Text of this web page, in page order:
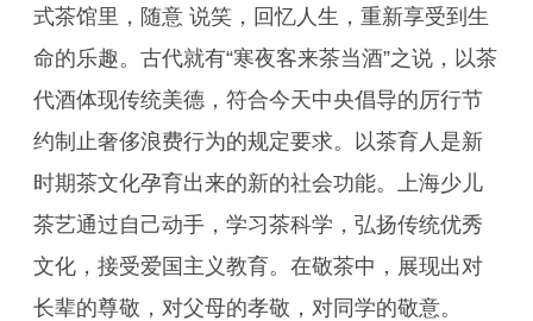
式茶馆里，随意 说笑，回忆人生，重新享受到生
命的乐趣。古代就有“寒夜客来茶当酒”之说，以茶
代酒体现传统美德，符合今天中央倡导的厉行节
约制止奢侈浪费行为的规定要求。以茶育人是新
时期茶文化孕育出来的新的社会功能。上海少儿
茶艺通过自己动手，学习茶科学，弘扬传统优秀
文化，接受爱国主义教育。在敬茶中，展现出对
长辈的尊敬，对父母的孝敬，对同学的敬意。